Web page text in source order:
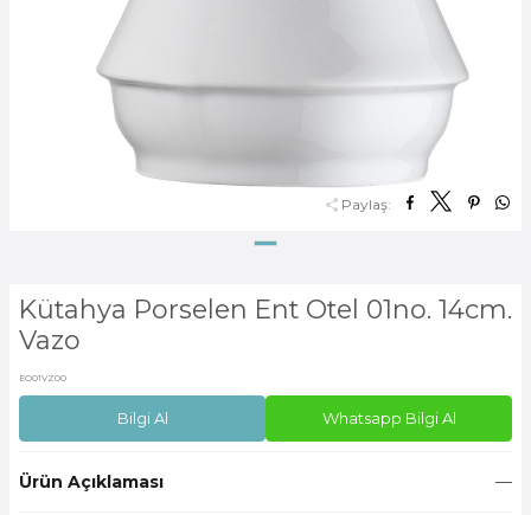
Paylaş:
Kütahya Porselen Ent Otel 01no. 14cm.
Vazo
EO01VZ00
Bilgi Al Whatsapp Bilgi Al
Ürün Açıklaması